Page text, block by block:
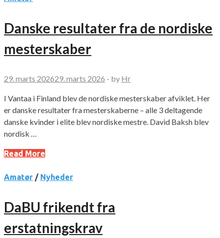
Danske resultater fra de nordiske
mesterskaber
29. marts 202629. marts 2026 - by Hr
I Vantaa i Finland blev de nordiske mesterskaber afviklet. Her
er danske resultater fra mesterskaberne – alle 3 deltagende
danske kvinder i elite blev nordiske mestre. David Baksh blev
nordisk …
Read More
Amatør / Nyheder
DaBU frikendt fra
erstatningskrav